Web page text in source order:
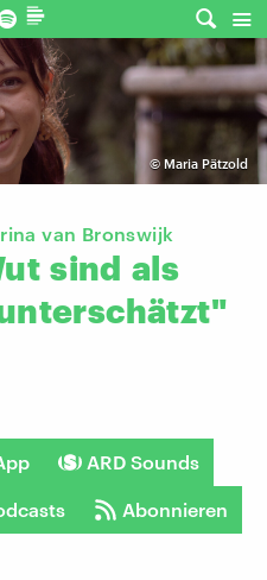
© Maria Pätzold
van Bronswijk
sind als
ARD Sounds
Abonnieren